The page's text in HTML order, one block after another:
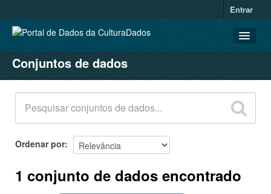
Entrar
CONJUNTOS DE DADOS
ORGANIZAÇÕES
GRUPOS
SOBRE
Conjuntos de dados
Ordenar por
1 conjunto de dados encontrado